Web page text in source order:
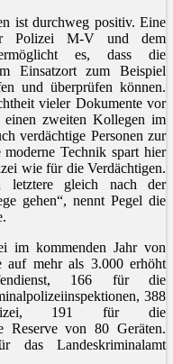
ist durchweg positiv. Eine
Polizei M-V und dem
ermöglicht es, dass die
Einsatzort zum Beispiel
und überprüfen können.
vieler Dokumente vor
zweiten Kollegen im
verdächtige Personen zur
Technik spart hier
wie für die Verdächtigen.
letztere gleich nach der
gehen“, nennt Pegel die
im kommenden Jahr von
auf mehr als 3.000 erhöht
166 für die
388
191 für die
Reserve von 80 Geräten.
das Landeskriminalamt